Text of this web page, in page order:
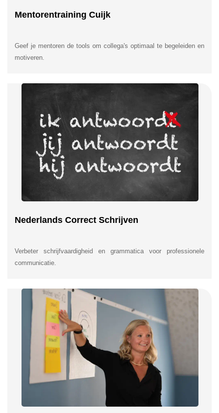
Mentorentraining Cuijk
Geef je mentoren de tools om collega's optimaal te begeleiden en
motiveren.
Nederlands Correct Schrijven
Verbeter schrijfvaardigheid en grammatica voor professionele
communicatie.